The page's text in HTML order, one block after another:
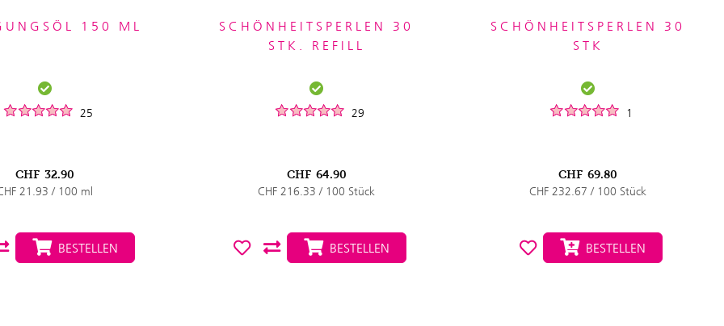
150 ML
25
CHF 32.90
21.93 / 100 ml
BESTELLEN
SCHÖNHEITSPERLEN 30
STK. REFILL
29
CHF 64.90
CHF 216.33 / 100 Stück
BESTELLEN
SCHÖNHEITSPERLEN 30
STK
1
CHF 69.80
CHF 232.67 / 100 Stück
BESTELLEN